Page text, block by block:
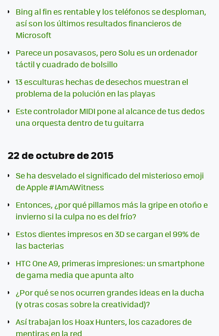
Bing al fin es rentable y los teléfonos se desploman,
así son los últimos resultados financieros de
Microsoft
Parece un posavasos, pero Solu es un ordenador
táctil y cuadrado de bolsillo
13 esculturas hechas de desechos muestran el
problema de la polución en las playas
Este controlador MIDI pone al alcance de tus dedos
una orquesta dentro de tu guitarra
22 de octubre de 2015
Se ha desvelado el significado del misterioso emoji
de Apple #IAmAWitness
Entonces, ¿por qué pillamos más la gripe en otoño e
invierno si la culpa no es del frío?
Estos dientes impresos en 3D se cargan el 99% de
las bacterias
HTC One A9, primeras impresiones: un smartphone
de gama media que apunta alto
¿Por qué se nos ocurren grandes ideas en la ducha
(y otras cosas sobre la creatividad)?
Así trabajan los Hoax Hunters, los cazadores de
mentiras en la red